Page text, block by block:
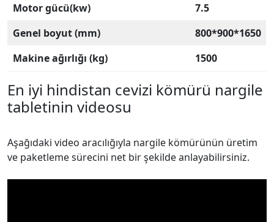
Motor gücü(kw)
7.5
Genel boyut (mm)
800*900*1650
Makine ağırlığı (kg)
1500
En iyi hindistan cevizi kömürü nargile
tabletinin videosu
Aşağıdaki video aracılığıyla nargile kömürünün üretim
ve paketleme sürecini net bir şekilde anlayabilirsiniz.